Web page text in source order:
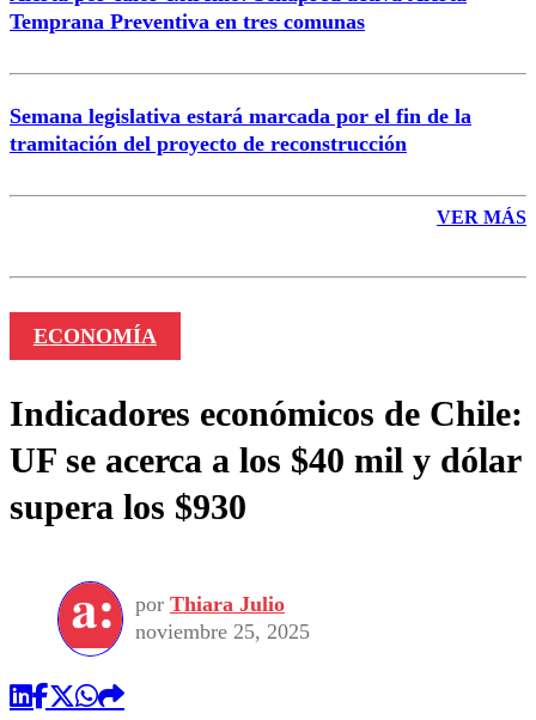
Temprana Preventiva en tres comunas
Semana legislativa estará marcada por el fin de la
tramitación del proyecto de reconstrucción
VER MÁS
ECONOMÍA
Indicadores económicos de Chile:
UF se acerca a los $40 mil y dólar
supera los $930
por Thiara Julio
noviembre 25, 2025